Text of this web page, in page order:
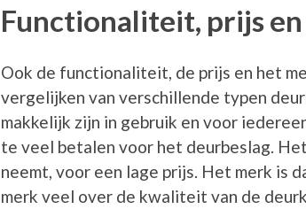
Functionaliteit, prijs
Ook de functionaliteit, de prijs en het
vergelijken van verschillende typen
makkelijk zijn in gebruik en voor
te veel betalen voor het deurbeslag.
neemt, voor een lage prijs. Het merk is
merk veel over de kwaliteit van de